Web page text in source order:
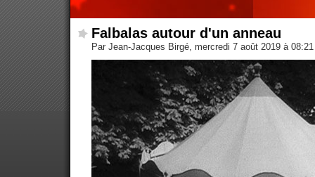
Falbalas autour d'un anneau
Par Jean-Jacques Birgé, mercredi 7 août 2019 à